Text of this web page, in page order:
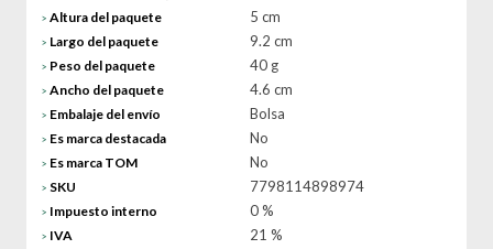
> Altura del paquete 5 cm
> Largo del paquete 9.2 cm
> Peso del paquete 40 g
> Ancho del paquete 4.6 cm
> Embalaje del envío Bolsa
> Es marca destacada No
> Es marca TOM No
> SKU 7798114898974
> Impuesto interno 0 %
> IVA 21 %